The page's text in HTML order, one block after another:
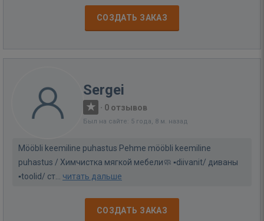
СОЗДАТЬ ЗАКАЗ
Sergei
· 0 отзывов
Был на сайте: 5 года, 8 м. назад
Mööbli keemiline puhastus Pehme mööbli keemiline
puhastus / Химчистка мягкой мебели🧼 ▪️diivanit/ диваны
▪️toolid/ ст... читать дальше
СОЗДАТЬ ЗАКАЗ